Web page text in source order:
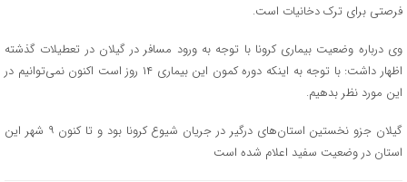
فرصتی برای ترک دخانیات است.
وی درباره وضعیت بیماری کرونا با توجه به ورود مسافر در گیلان در تعطیلات گذشته
اظهار داشت: با توجه به اینکه دوره کمون این بیماری ۱۴ روز است اکنون نمی‌توانیم در
این مورد نظر بدهیم.
گیلان جزو نخستین استان‌های درگیر در جریان شیوع کرونا بود و تا کنون ۹ شهر این
استان در وضعیت سفید اعلام شده است